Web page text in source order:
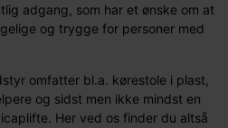
adgang, som har et ønske om at
og trygge for personer med
omfatter bl.a. kørestole i plast,
og sidst men ikke mindst en
Her ved os finder du altså